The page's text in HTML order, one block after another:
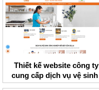
Thiết kế website công ty
cung cấp dịch vụ vệ sinh
Cella